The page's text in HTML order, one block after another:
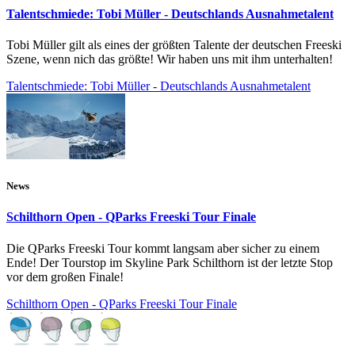
Talentschmiede: Tobi Müller - Deutschlands Ausnahmetalent
Tobi Müller gilt als eines der größten Talente der deutschen Freeski
Szene, wenn nich das größte! Wir haben uns mit ihm unterhalten!
Talentschmiede: Tobi Müller - Deutschlands Ausnahmetalent
News
Schilthorn Open - QParks Freeski Tour Finale
Die QParks Freeski Tour kommt langsam aber sicher zu einem
Ende! Der Tourstop im Skyline Park Schilthorn ist der letzte Stop
vor dem großen Finale!
Schilthorn Open - QParks Freeski Tour Finale